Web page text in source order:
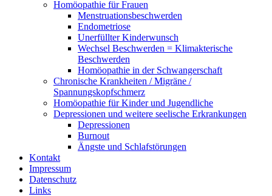
Homöopathie für Frauen
Menstruationsbeschwerden
Endometriose
Unerfüllter Kinderwunsch
Wechsel Beschwerden = Klimakterische
Beschwerden
Homöopathie in der Schwangerschaft
Chronische Krankheiten / Migräne /
Spannungskopfschmerz
Homöopathie für Kinder und Jugendliche
Depressionen und weitere seelische Erkrankungen
Depressionen
Burnout
Ängste und Schlafstörungen
Kontakt
Impressum
Datenschutz
Links